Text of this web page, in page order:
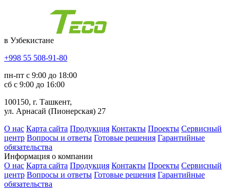
в Узбекистане
+998 55 508-91-80
пн-пт с 9:00 до 18:00
сб с 9:00 до 16:00
100150, г. Ташкент,
ул. Арнасай (Пионерская) 27
О нас Карта сайта Продукция Контакты Проекты Сервисный
центр Вопросы и ответы Готовые решения Гарантийные
обязательства
Информация о компании
О нас Карта сайта Продукция Контакты Проекты Сервисный
центр Вопросы и ответы Готовые решения Гарантийные
обязательства